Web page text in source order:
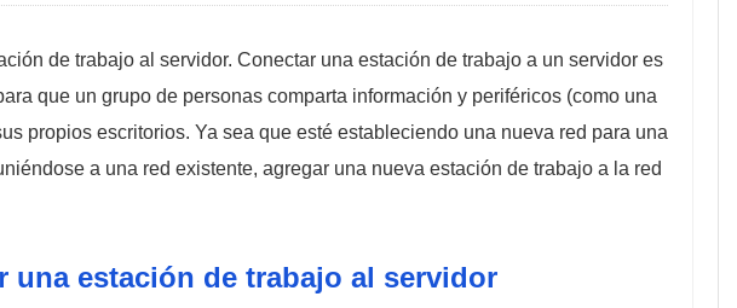
de trabajo al servidor. Conectar una estación de trabajo a un servidor es
que un grupo de personas comparta información y periféricos (como una
propios escritorios. Ya sea que esté estableciendo una nueva red para una
a una red existente, agregar una nueva estación de trabajo a la red
una estación de trabajo al servidor